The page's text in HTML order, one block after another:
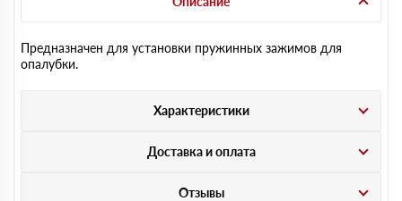
Предназначен для установки пружинных зажимов для
опалубки.
Характеристики
Доставка и оплата
Отзывы